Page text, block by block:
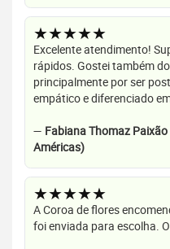
★★★★★
Excelente atendimento!
rápidos. Gostei também
principalmente por ser
empático e diferenciado
— Fabiana Thomaz
Américas)
★★★★★
A Coroa de flores
foi enviada para escolha.